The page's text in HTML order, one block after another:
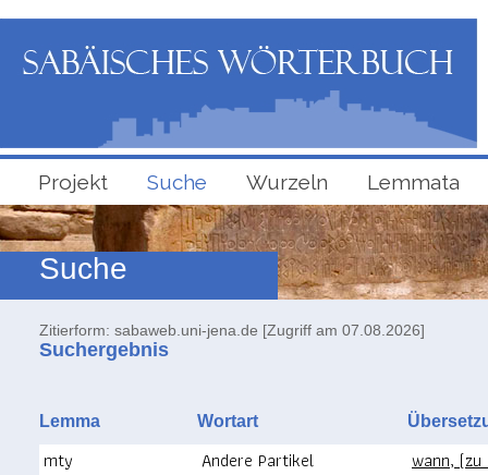
Projekt Suche Wurzeln Lemmata
Suche
Zitierform: sabaweb.uni-jena.de [Zugriff am 07.08.2026]
Suchergebnis
Lemma Wortart
mty Andere Partikel wann,